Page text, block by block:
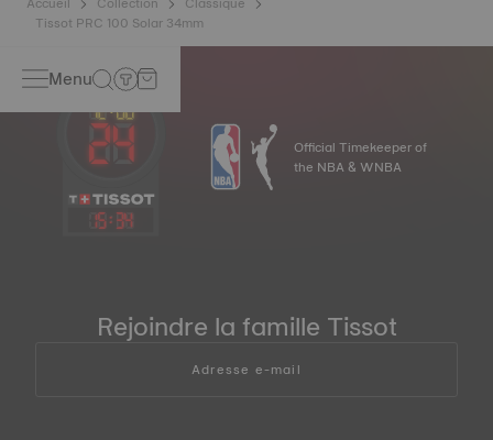
Tissot PRC 100 Solar 34mm
Menu
15: 34
Official Timekeeper of
the NBA & WNBA
Rejoindre la famille Tissot
Adresse e-mail